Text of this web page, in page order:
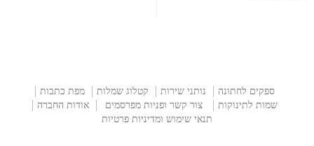
ספקים לחתונה נותני שירות קטלוג שמלות
מפת כתבות
שמות לתינוקות
צור קשר ופניות מפרסמים
אודות החברה
תנאי שימוש ומדיניות פרטיות